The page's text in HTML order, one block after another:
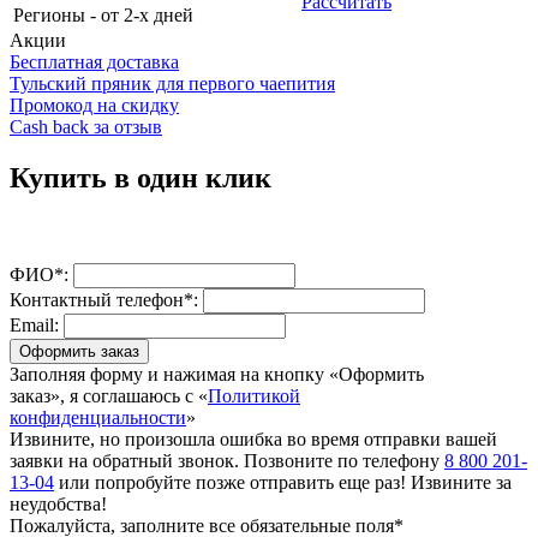
Регионы - от 2-х дней
Акции
Бесплатная доставка
Тульский пряник для первого чаепития
Промокод на скидку
Cash back за отзыв
Купить в один клик
ФИО*:
Контактный телефон*:
Email:
Оформить заказ
Заполняя форму и нажимая на кнопку «Оформить
заказ», я соглашаюсь с «Политикой
конфиденциальности»
Извините, но произошла ошибка во время отправки вашей
заявки на обратный звонок. Позвоните по телефону 8 800 201-
13-04 или попробуйте позже отправить еще раз! Извините за
неудобства!
Пожалуйста, заполните все обязательные поля*